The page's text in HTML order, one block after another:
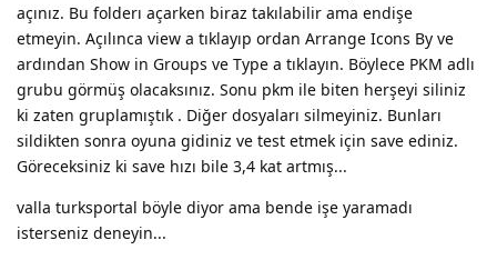
açınız. Bu folderı açarken biraz takılabilir ama endişe
etmeyin. Açılınca view a tıklayıp ordan Arrange Icons By ve
ardından Show in Groups ve Type a tıklayın. Böylece PKM adlı
grubu görmüş olacaksınız. Sonu pkm ile biten herşeyi siliniz
ki zaten gruplamıştık . Diğer dosyaları silmeyiniz. Bunları
sildikten sonra oyuna gidiniz ve test etmek için save ediniz.
Göreceksiniz ki save hızı bile 3,4 kat artmış...
valla turksportal böyle diyor ama bende işe yaramadı
isterseniz deneyin...